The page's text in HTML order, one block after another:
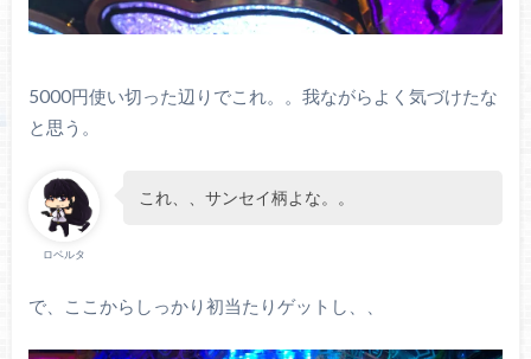
5000円使い切った辺りでこれ。。我ながらよく気づけたな
と思う。
ロベルタ
これ、、サンセイ柄よな。。
で、ここからしっかり初当たりゲットし、、